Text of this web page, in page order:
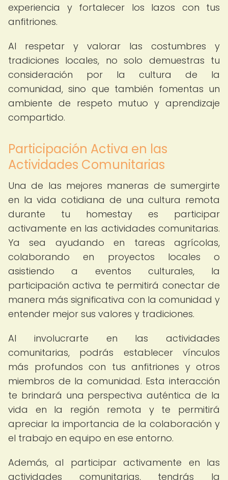
experiencia y fortalecer los lazos con tus
anfitriones.
Al respetar y valorar las costumbres y
tradiciones locales, no solo demuestras tu
consideración por la cultura de la
comunidad, sino que también fomentas un
ambiente de respeto mutuo y aprendizaje
compartido.
Participación Activa en las
Actividades Comunitarias
Una de las mejores maneras de sumergirte
en la vida cotidiana de una cultura remota
durante tu homestay es participar
activamente en las actividades comunitarias.
Ya sea ayudando en tareas agrícolas,
colaborando en proyectos locales o
asistiendo a eventos culturales, la
participación activa te permitirá conectar de
manera más significativa con la comunidad y
entender mejor sus valores y tradiciones.
Al involucrarte en las actividades
comunitarias, podrás establecer vínculos
más profundos con tus anfitriones y otros
miembros de la comunidad. Esta interacción
te brindará una perspectiva auténtica de la
vida en la región remota y te permitirá
apreciar la importancia de la colaboración y
el trabajo en equipo en ese entorno.
Además, al participar activamente en las
actividades comunitarias, tendrás la